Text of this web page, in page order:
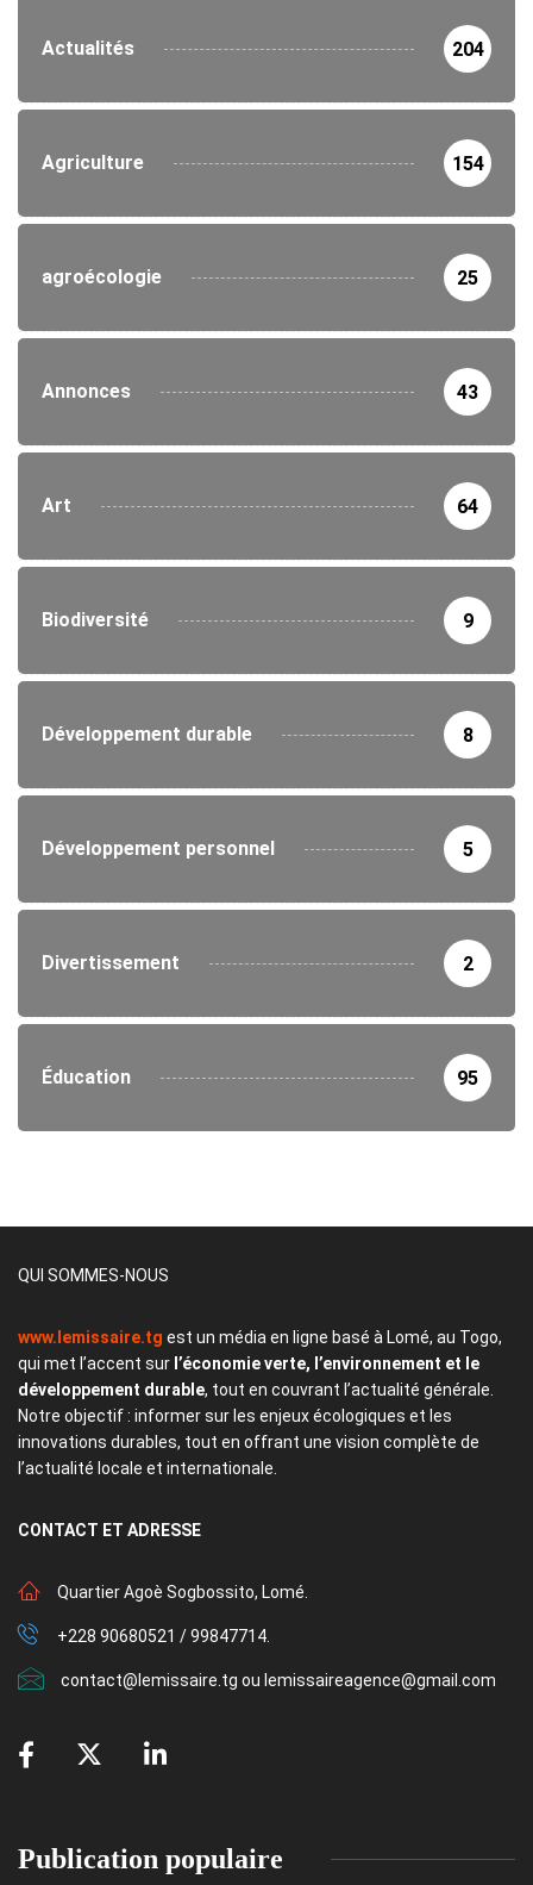
Actualités 204
Agriculture 154
agroécologie 25
Annonces 43
Art 64
Biodiversité 9
Développement durable 8
Développement personnel 5
Divertissement 2
Éducation 95
QUI SOMMES-NOUS
www.lemissaire.tg est un média en ligne basé à Lomé, au Togo,
qui met l’accent sur l’économie verte, l’environnement et le
développement durable, tout en couvrant l’actualité générale.
Notre objectif : informer sur les enjeux écologiques et les
innovations durables, tout en offrant une vision complète de
l’actualité locale et internationale.
CONTACT ET ADRESSE
Quartier Agoè Sogbossito, Lomé.
+228 90680521 / 99847714.
contact@lemissaire.tg ou lemissaireagence@gmail.com
Publication populaire